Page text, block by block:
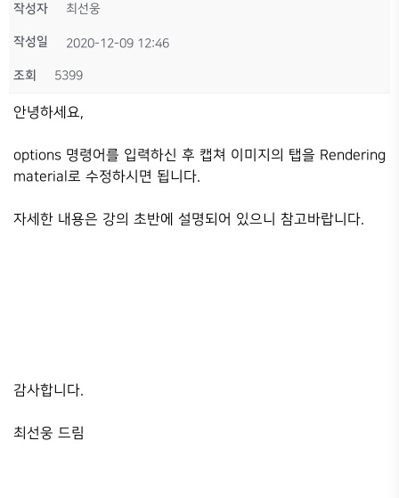
작성자 최선웅
작성일 2020-12-09 12:46
조회 5399
안녕하세요,
options 명령어를 입력하신 후 캡쳐 이미지의 탭을 Rendering
material로 수정하시면 됩니다.
자세한 내용은 강의 초반에 설명되어 있으니 참고바랍니다.
감사합니다.
최선웅 드림